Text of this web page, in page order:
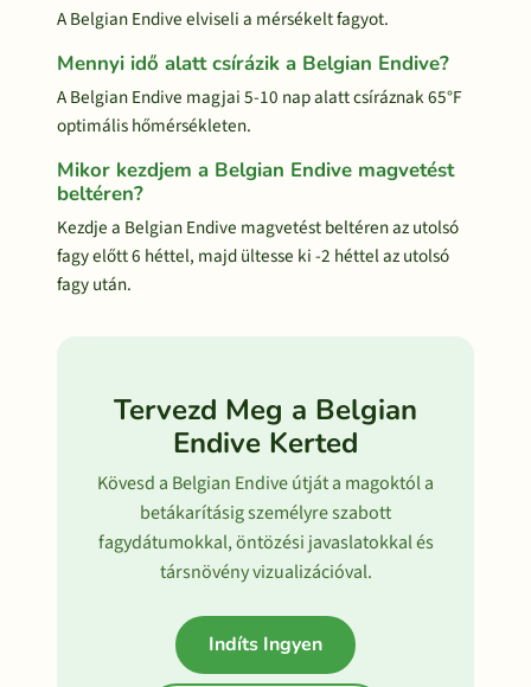
A Belgian Endive elviseli a mérsékelt fagyot.
Mennyi idő alatt csírázik a Belgian Endive?
A Belgian Endive magjai 5-10 nap alatt csíráznak 65°F
optimális hőmérsékleten.
Mikor kezdjem a Belgian Endive magvetést
beltéren?
Kezdje a Belgian Endive magvetést beltéren az utolsó
fagy előtt 6 héttel, majd ültesse ki -2 héttel az utolsó
fagy után.
Tervezd Meg a Belgian
Endive Kerted
Kövesd a Belgian Endive útját a magoktól a
betákarításig személyre szabott
fagydátumokkal, öntözési javaslatokkal és
társnövény vizualizációval.
Indíts Ingyen